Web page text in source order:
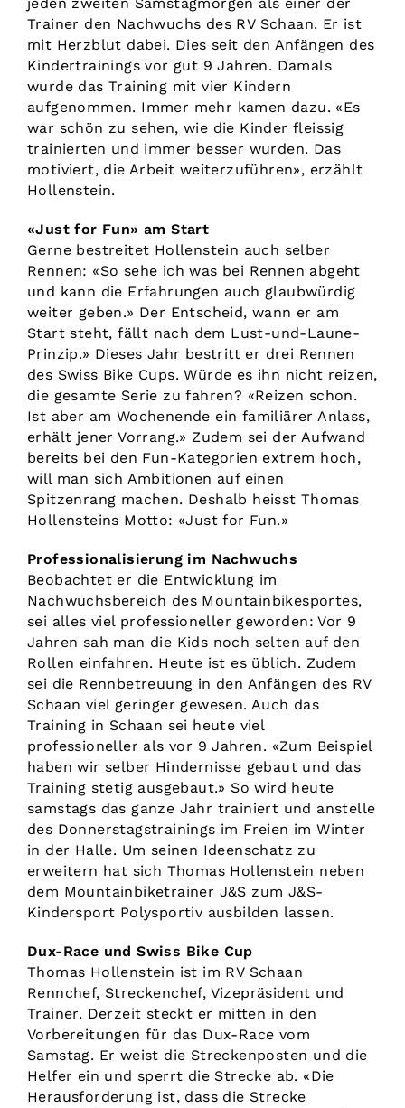
jeden zweiten Samstagmorgen als einer der
Trainer den Nachwuchs des RV Schaan. Er ist
mit Herzblut dabei. Dies seit den Anfängen des
Kindertrainings vor gut 9 Jahren. Damals
wurde das Training mit vier Kindern
aufgenommen. Immer mehr kamen dazu. «Es
war schön zu sehen, wie die Kinder fleissig
trainierten und immer besser wurden. Das
motiviert, die Arbeit weiterzuführen», erzählt
Hollenstein.
«Just for Fun» am Start
Gerne bestreitet Hollenstein auch selber
Rennen: «So sehe ich was bei Rennen abgeht
und kann die Erfahrungen auch glaubwürdig
weiter geben.» Der Entscheid, wann er am
Start steht, fällt nach dem Lust-und-Laune-
Prinzip.» Dieses Jahr bestritt er drei Rennen
des Swiss Bike Cups. Würde es ihn nicht reizen,
die gesamte Serie zu fahren? «Reizen schon.
Ist aber am Wochenende ein familiärer Anlass,
erhält jener Vorrang.» Zudem sei der Aufwand
bereits bei den Fun-Kategorien extrem hoch,
will man sich Ambitionen auf einen
Spitzenrang machen. Deshalb heisst Thomas
Hollensteins Motto: «Just for Fun.»
Professionalisierung im Nachwuchs
Beobachtet er die Entwicklung im
Nachwuchsbereich des Mountainbikesportes,
sei alles viel professioneller geworden: Vor 9
Jahren sah man die Kids noch selten auf den
Rollen einfahren. Heute ist es üblich. Zudem
sei die Rennbetreuung in den Anfängen des RV
Schaan viel geringer gewesen. Auch das
Training in Schaan sei heute viel
professioneller als vor 9 Jahren. «Zum Beispiel
haben wir selber Hindernisse gebaut und das
Training stetig ausgebaut.» So wird heute
samstags das ganze Jahr trainiert und anstelle
des Donnerstagstrainings im Freien im Winter
in der Halle. Um seinen Ideenschatz zu
erweitern hat sich Thomas Hollenstein neben
dem Mountainbiketrainer J&S zum J&S-
Kindersport Polysportiv ausbilden lassen.
Dux-Race und Swiss Bike Cup
Thomas Hollenstein ist im RV Schaan
Rennchef, Streckenchef, Vizepräsident und
Trainer. Derzeit steckt er mitten in den
Vorbereitungen für das Dux-Race vom
Samstag. Er weist die Streckenposten und die
Helfer ein und sperrt die Strecke ab. «Die
Herausforderung ist, dass die Strecke